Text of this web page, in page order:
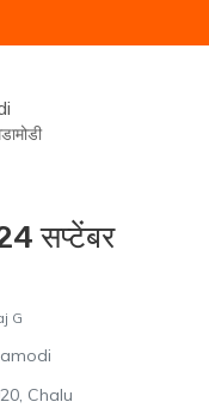
सप्टेंबर
G
, Chalu